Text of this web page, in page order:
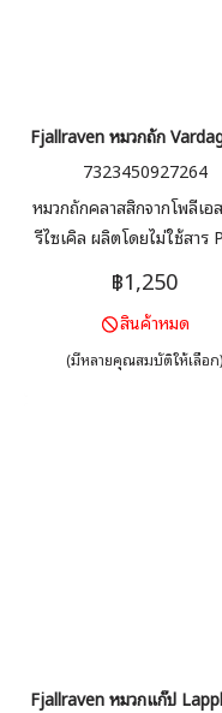
Fjallraven หมวกถัก
7323450927264
หมวกถักคลาสสิกจากโพลีเอ
รีไซเคิล ผลิตโดยไม่ใช้สาร
วันและกิจกรรมกลางแจ้ง เนื่อ
ระบายความชื้นได้ดี ถักเป็น
ขอบพับและโลโก้ด้านหน้า
฿1,250
สินค้าหมด
(มีหลายคุณสมบัติให้เลือก)
Fjallraven หมวกแก๊ป